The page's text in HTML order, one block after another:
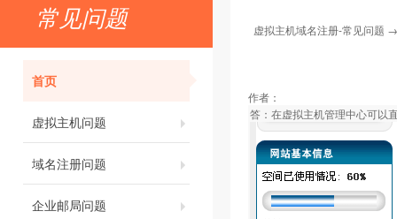
常见问题
首页
虚拟主机问题
域名注册问题
企业邮局问题
虚拟主机域名注册-常见问题
作者：
答：在虚拟主机管理中心可以